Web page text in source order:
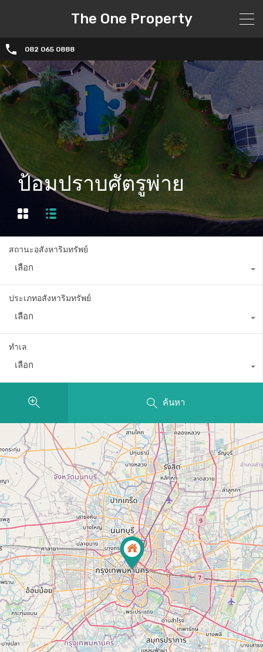
The One Property
082 065 0888
ป้อมปราบศัตรูพ่าย
สถานะอสังหาริมทรัพย์
เลือก
ประเภทอสังหาริมทรัพย์
เลือก
ทำเล
เลือก
ค้นหา